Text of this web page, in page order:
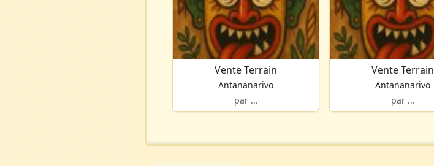
Vente Terrain
Antananarivo
par ...
Vente Terrain
Antananarivo
par ...